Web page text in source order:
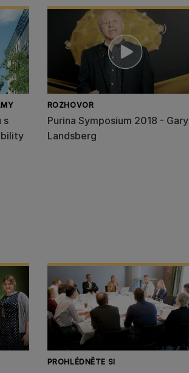
s
ROZHOVOR
Purina Symposium 2018 - Gary
Landsberg
PROHLÉDNĚTE SI